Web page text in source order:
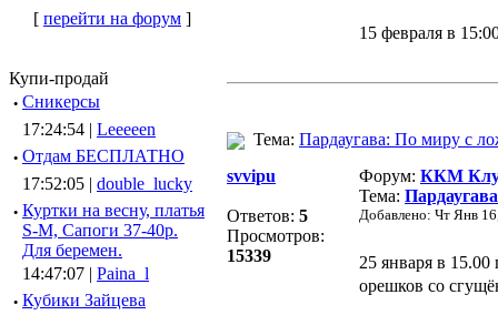
[ перейти на форум ]
Купи-продай
· Сникерсы
17:24:54 | Leeeeen
· Отдам БЕСПЛАТНО
17:52:05 | double_lucky
· Куртки на весну, платья
S-M, Сапоги 37-40р.
Для беремен.
14:47:07 | Paina_l
· Кубики Зайцева
15 февраля в
Тема: Пардаугава: По миру с
svvipu
Ответов: 5
Просмотров:
15339
Форум: ККМ
Тема:
Добавлено: Чт Янв
25 января в
орешков со